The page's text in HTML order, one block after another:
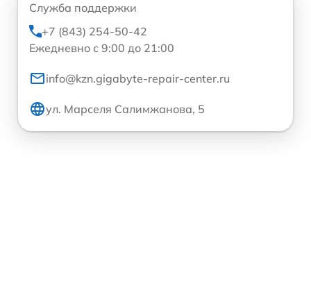
Служба поддержки
+7 (843) 254-50-42
Ежедневно с 9:00 до 21:00
info@kzn.gigabyte-repair-center.ru
ул. Марселя Салимжанова, 5